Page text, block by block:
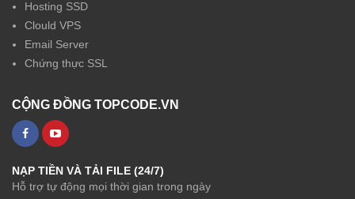
Hosting SSD
Clould VPS
Email Server
Chứng thực SSL
CỘNG ĐỒNG TOPCODE.VN
NẠP TIỀN VÀ TẢI FILE (24/7)
Hỗ trợ tự động mọi thời gian trong ngày